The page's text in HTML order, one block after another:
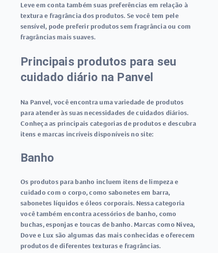
Leve em conta também suas preferências em relação à
textura e fragrância dos produtos. Se você tem pele
sensível, pode preferir produtos sem fragrância ou com
fragrâncias mais suaves.
Principais produtos para seu
cuidado diário na Panvel
Na Panvel, você encontra uma variedade de produtos
para atender às suas necessidades de cuidados diários.
Conheça as principais categorias de produtos e descubra
itens e marcas incríveis disponíveis no site:
Banho
Os produtos para banho incluem itens de limpeza e
cuidado com o corpo, como sabonetes em barra,
sabonetes líquidos e óleos corporais. Nessa categoria
você também encontra acessórios de banho, como
buchas, esponjas e toucas de banho. Marcas como Nivea,
Dove e Lux são algumas das mais conhecidas e oferecem
produtos de diferentes texturas e fragrâncias.